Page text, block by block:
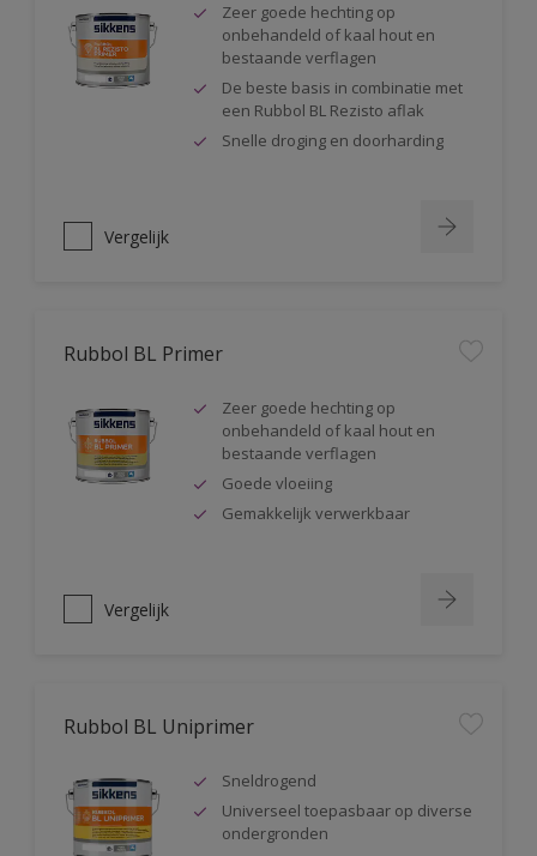
Zeer goede hechting op
onbehandeld of kaal hout en
bestaande verflagen
De beste basis in combinatie met
een Rubbol BL Rezisto aflak
Snelle droging en doorharding
Vergelijk
Rubbol BL Primer
Zeer goede hechting op
onbehandeld of kaal hout en
bestaande verflagen
Goede vloeiing
Gemakkelijk verwerkbaar
Vergelijk
Rubbol BL Uniprimer
Sneldrogend
Universeel toepasbaar op diverse
ondergronden